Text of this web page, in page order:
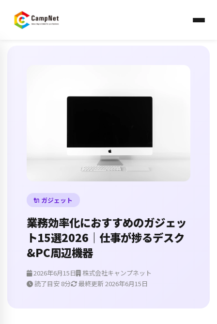
HOME› ブログ
🔌 ガジェット
業務効率化におすすめのガジェッ
ト15選2026｜仕事が捗るデスク
&PC周辺機器
2026年6月15日
株式会社キャンプネット
読了目安 8分
最終更新 2026年6月15日